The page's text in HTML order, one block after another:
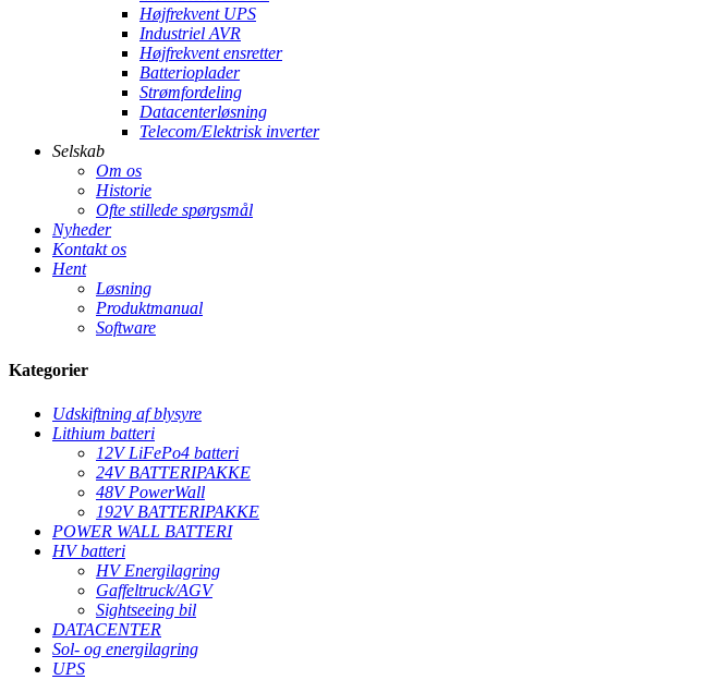
Højfrekvent UPS
Industriel AVR
Højfrekvent ensretter
Batterioplader
Strømfordeling
Datacenterløsning
Telecom/Elektrisk inverter
Selskab
Om os
Historie
Ofte stillede spørgsmål
Nyheder
Kontakt os
Hent
Løsning
Produktmanual
Software
Kategorier
Udskiftning af blysyre
Lithium batteri
12V LiFePo4 batteri
24V BATTERIPAKKE
48V PowerWall
192V BATTERIPAKKE
POWER WALL BATTERI
HV batteri
HV Energilagring
Gaffeltruck/AGV
Sightseeing bil
DATACENTER
Sol- og energilagring
UPS